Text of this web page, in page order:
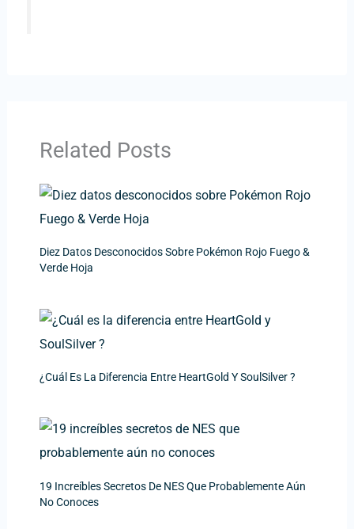
Related Posts
Diez Datos Desconocidos Sobre Pokémon Rojo Fuego &
Verde Hoja
¿Cuál Es La Diferencia Entre HeartGold Y SoulSilver ?
19 Increíbles Secretos De NES Que Probablemente Aún
No Conoces